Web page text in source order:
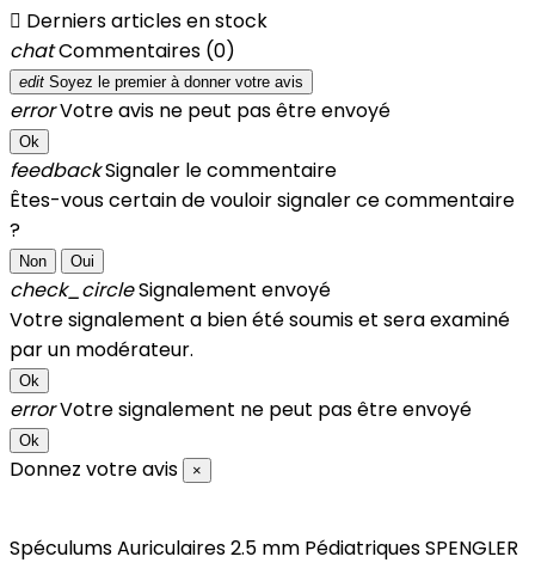
 Derniers articles en stock
chatCommentaires (0)
edit Soyez le premier à donner votre avis
errorVotre avis ne peut pas être envoyé
Ok
feedbackSignaler le commentaire
Êtes-vous certain de vouloir signaler ce commentaire
?
Non Oui
check_circleSignalement envoyé
Votre signalement a bien été soumis et sera examiné
par un modérateur.
Ok
errorVotre signalement ne peut pas être envoyé
Ok
Donnez votre avis ×
Spéculums Auriculaires 2.5 mm Pédiatriques SPENGLER